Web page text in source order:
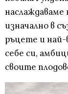
наслаждаваме
изначално в
ръцете и най-
себе си,
своите